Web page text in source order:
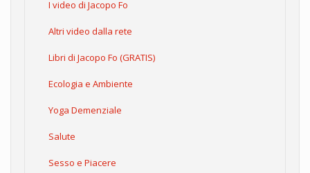
I video di Jacopo Fo
Altri video dalla rete
Libri di Jacopo Fo (GRATIS)
Ecologia e Ambiente
Yoga Demenziale
Salute
Sesso e Piacere